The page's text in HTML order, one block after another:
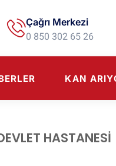
Çağrı Merkezi
0 850 302 65 26
KAN
HASTANESI